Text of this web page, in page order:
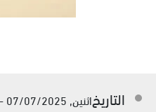
التاريخاثنين, 07/07/2025 - 18:49